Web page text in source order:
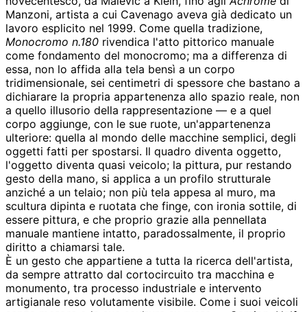
Manzoni, artista a cui Cavenago aveva già dedicato un
lavoro esplicito nel 1999. Come quella tradizione,
Monocromo n.180 rivendica l'atto pittorico manuale
come fondamento del monocromo; ma a differenza di
essa, non lo affida alla tela bensì a un corpo
tridimensionale, sei centimetri di spessore che bastano a
dichiarare la propria appartenenza allo spazio reale, non
a quello illusorio della rappresentazione — e a quel
corpo aggiunge, con le sue ruote, un'appartenenza
ulteriore: quella al mondo delle macchine semplici, degli
oggetti fatti per spostarsi. Il quadro diventa oggetto,
l'oggetto diventa quasi veicolo; la pittura, pur restando
gesto della mano, si applica a un profilo strutturale
anziché a un telaio; non più tela appesa al muro, ma
scultura dipinta e ruotata che finge, con ironia sottile, di
essere pittura, e che proprio grazie alla pennellata
manuale mantiene intatto, paradossalmente, il proprio
diritto a chiamarsi tale.
È un gesto che appartiene a tutta la ricerca dell'artista,
da sempre attratto dal cortocircuito tra macchina e
monumento, tra processo industriale e intervento
artigianale reso volutamente visibile. Come i suoi veicoli